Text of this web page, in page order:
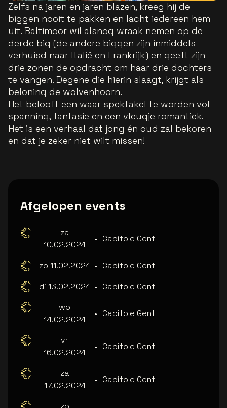
Zelfs na jaren en jaren blazen, kreeg hij de
biggen nooit te pakken en lacht iedereen hem
uit. Baltimoor wil alsnog wraak nemen op de
derde big (de andere biggen zijn inmiddels
verhuisd naar Italië en Frankrijk) en geeft zijn
drie zonen de opdracht om haar drie dochters
te vangen. Degene die hierin slaagt, krijgt als
beloning de wolvenhoorn.
Het belooft een waar spektakel te worden vol
spanning, fantasie en een vleugje romantiek.
Het is een verhaal dat jong én oud zal bekoren
en dat je zeker niet wilt missen!
Afgelopen events
za
10.02.2024
• Capitole Gent
zo 11.02.2024 • Capitole Gent
di 13.02.2024 • Capitole Gent
wo
14.02.2024
• Capitole Gent
vr
16.02.2024
• Capitole Gent
za
17.02.2024
• Capitole Gent